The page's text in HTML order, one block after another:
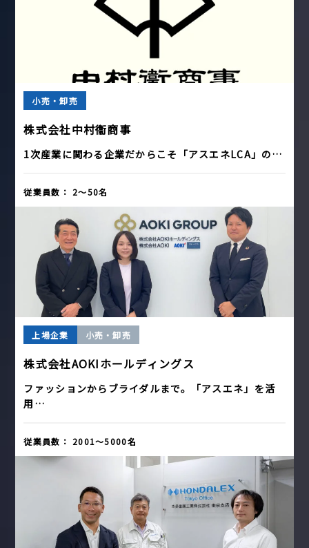
小売・卸売
株式会社中村衞商事
1次産業に関わる企業だからこそ「アスエネLCA」の…
従業員数： 2〜50名
上場企業 小売・卸売
株式会社AOKIホールディングス
ファッションからブライダルまで。「アスエネ」を活
用…
従業員数： 2001〜5000名